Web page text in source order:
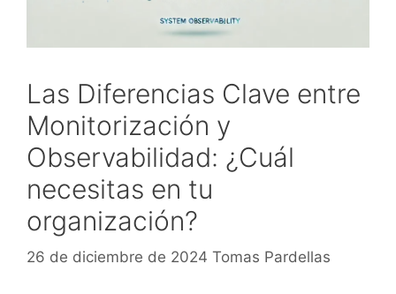
Las Diferencias Clave entre
Monitorización y
Observabilidad: ¿Cuál
necesitas en tu
organización?
26 de diciembre de 2024 Tomas Pardellas